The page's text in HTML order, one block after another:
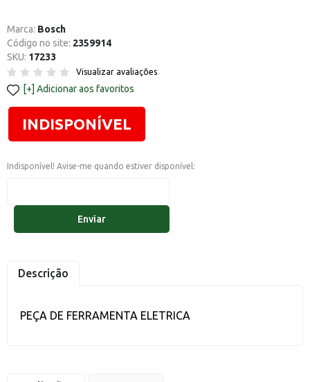
Marca: Bosch
Código no site: 2359914
SKU: 17233
Visualizar avaliações
Adicionar aos favoritos
INDISPONÍVEL
Indisponível! Avise-me quando estiver disponível:
Enviar
Descrição
PEÇA DE FERRAMENTA ELETRICA